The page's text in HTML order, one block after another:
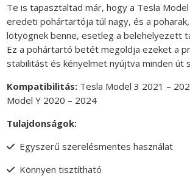
Te is tapasztaltad már, hogy a Tesla
eredeti pohártartója túl nagy, és a
lötyögnek benne, esetleg a belehelyezett
Ez a pohártartó betét megoldja ezeket a
stabilitást és kényelmet nyújtva minden út
Kompatibilitás: Tesla Model 3 2021 –
Model Y 2020 – 2024
Tulajdonságok:
Egyszerű szerelésmentes használat
Könnyen tisztítható